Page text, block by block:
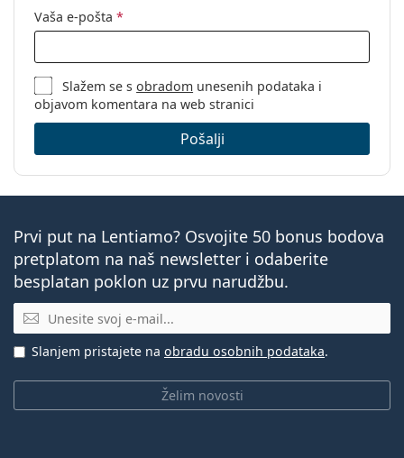
Vaša e-pošta *
Slažem se sobradom unesenih podataka i
objavom komentara na web stranici
Pošalji
Prvi put na Lentiamo? Osvojite 50 bonus bodova
pretplatom na naš newsletter i odaberite
besplatan poklon uz prvu narudžbu.
E-mail
Želim novosti
Slanjem pristajete na obradu osobnih podataka.